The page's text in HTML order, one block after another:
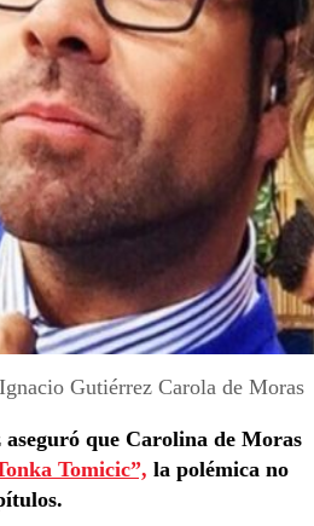
Ignacio Gutiérrez Carola de Moras
aseguró que Carolina de Moras
Tomicic”, la polémica no